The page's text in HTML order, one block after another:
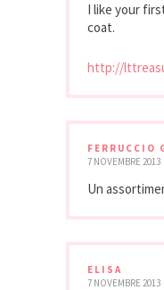
I like your
coat.
http://
FERRUCCIO
7 NOVEMBRE 2013
Un
ELISA
7 NOVEMBRE 2013